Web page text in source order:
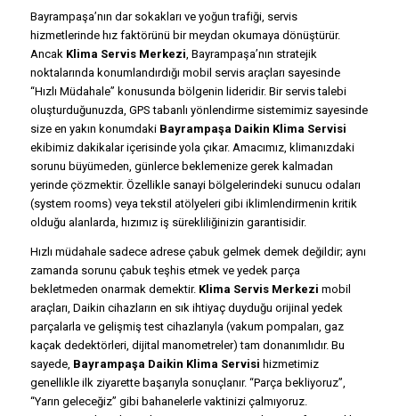
Bayrampaşa’nın dar sokakları ve yoğun trafiği, servis
hizmetlerinde hız faktörünü bir meydan okumaya dönüştürür.
Ancak Klima Servis Merkezi, Bayrampaşa’nın stratejik
noktalarında konumlandırdığı mobil servis araçları sayesinde
“Hızlı Müdahale” konusunda bölgenin lideridir. Bir servis talebi
oluşturduğunuzda, GPS tabanlı yönlendirme sistemimiz sayesinde
size en yakın konumdaki Bayrampaşa Daikin Klima Servisi
ekibimiz dakikalar içerisinde yola çıkar. Amacımız, klimanızdaki
sorunu büyümeden, günlerce beklemenize gerek kalmadan
yerinde çözmektir. Özellikle sanayi bölgelerindeki sunucu odaları
(system rooms) veya tekstil atölyeleri gibi iklimlendirmenin kritik
olduğu alanlarda, hızımız iş sürekliliğinizin garantisidir.
Hızlı müdahale sadece adrese çabuk gelmek demek değildir; aynı
zamanda sorunu çabuk teşhis etmek ve yedek parça
bekletmeden onarmak demektir. Klima Servis Merkezi mobil
araçları, Daikin cihazların en sık ihtiyaç duyduğu orijinal yedek
parçalarla ve gelişmiş test cihazlarıyla (vakum pompaları, gaz
kaçak dedektörleri, dijital manometreler) tam donanımlıdır. Bu
sayede, Bayrampaşa Daikin Klima Servisi hizmetimiz
genellikle ilk ziyarette başarıyla sonuçlanır. “Parça bekliyoruz”,
“Yarın geleceğiz” gibi bahanelerle vaktinizi çalmıyoruz.